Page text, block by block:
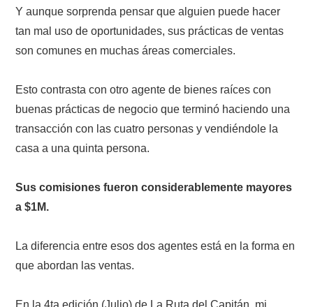
Y aunque sorprenda pensar que alguien puede hacer
tan mal uso de oportunidades, sus prácticas de ventas
son comunes en muchas áreas comerciales.
Esto contrasta con otro agente de bienes raíces con
buenas prácticas de negocio que terminó haciendo una
transacción con las cuatro personas y vendiéndole la
casa a una quinta persona.
Sus comisiones fueron considerablemente mayores
a $1M.
La diferencia entre esos dos agentes está en la forma en
que abordan las ventas.
En la 4ta edición (Julio) de La Ruta del Capitán, mi